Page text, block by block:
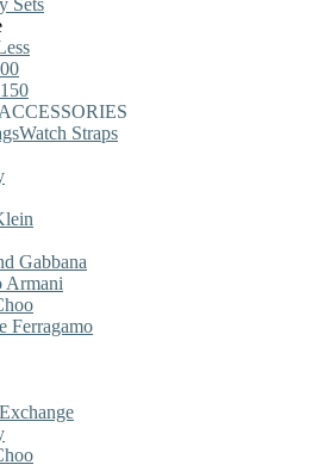
Sets
ACCESSORIES
Watch Straps
Gabbana
Armani
Ferragamo